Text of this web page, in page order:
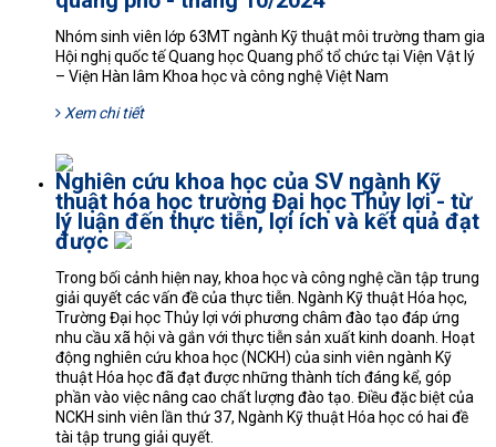
Nhóm sinh viên lớp 63MT ngành Kỹ thuật môi trường tham gia
Hội nghị quốc tế Quang học Quang phổ tổ chức tại Viện Vật lý
– Viện Hàn lâm Khoa học và công nghệ Việt Nam
Xem chi tiết
Nghiên cứu khoa học của SV ngành Kỹ
thuật hóa học trường Đại học Thủy lợi - từ
lý luận đến thực tiễn, lợi ích và kết quả đạt
được
Trong bối cảnh hiện nay, khoa học và công nghệ cần tập trung
giải quyết các vấn đề của thực tiễn. Ngành Kỹ thuật Hóa học,
Trường Đại học Thủy lợi với phương châm đào tạo đáp ứng
nhu cầu xã hội và gắn với thực tiễn sản xuất kinh doanh. Hoạt
động nghiên cứu khoa học (NCKH) của sinh viên ngành Kỹ
thuật Hóa học đã đạt được những thành tích đáng kể, góp
phần vào việc nâng cao chất lượng đào tạo. Điều đặc biệt của
NCKH sinh viên lần thứ 37, Ngành Kỹ thuật Hóa học có hai đề
tài tập trung giải quyết.